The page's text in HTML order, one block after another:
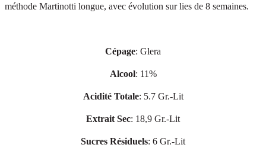
méthode Martinotti longue, avec évolution sur lies de 8 semaines.
Cépage: Glera
Alcool: 11%
Acidité Totale: 5.7 Gr.-Lit
Extrait Sec: 18,9 Gr.-Lit
Sucres Résiduels: 6 Gr.-Lit